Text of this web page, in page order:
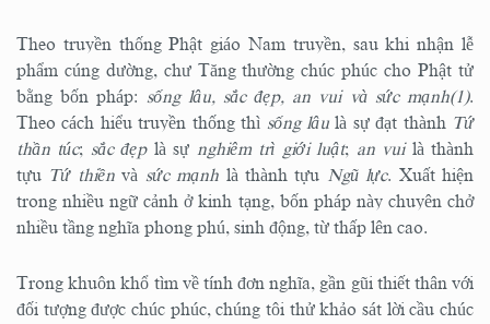
Theo truyền thống Phật giáo Nam truyền, sau khi nhận lễ
phẩm cúng dường, chư Tăng thường chúc phúc cho Phật tử
bằng bốn pháp: sống lâu, sắc đẹp, an vui và sức mạnh(1).
Theo cách hiểu truyền thống thì sống lâulà sự đạt thành Tứ
thần túc; sắc đẹplà sự nghiêm trì giới luật; an vuilà thành
tựu Tứ thiềnvà sức mạnh là thành tựu Ngũ lực. Xuất hiện
trong nhiều ngữ cảnh ở kinh tạng, bốn pháp này chuyên chở
nhiều tầng nghĩa phong phú, sinh động, từ thấp lên cao.
Trong khuôn khổ tìm về tính đơn nghĩa, gần gũi thiết thân với
đối tượng được chúc phúc, chúng tôi thử khảo sát lời cầu chúc